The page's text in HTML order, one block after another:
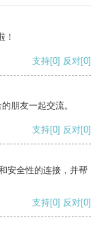
！
支持[0] 反对[0]
朋友一起交流。
支持[0] 反对[0]
安全性的连接，并帮
支持[0] 反对[0]